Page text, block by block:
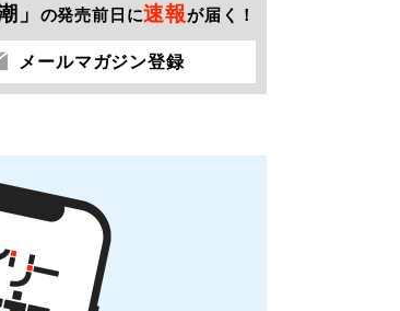
」 の発売前日に速報が届く！
メールマガジン登録